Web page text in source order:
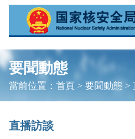
要聞動態
當前位置： 首頁> 要聞動態>
直播訪談